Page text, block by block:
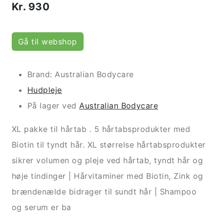
Kr. 930
Gå til webshop
Brand: Australian Bodycare
Hudpleje
På lager vedAustralian Bodycare
XL pakke til hårtab . 5 hårtabsprodukter med
Biotin til tyndt hår. XL størrelse hårtabsprodukter
sikrer volumen og pleje ved hårtab, tyndt hår og
høje tindinger | Hårvitaminer med Biotin, Zink og
brændenælde bidrager til sundt hår | Shampoo
og serum er ba